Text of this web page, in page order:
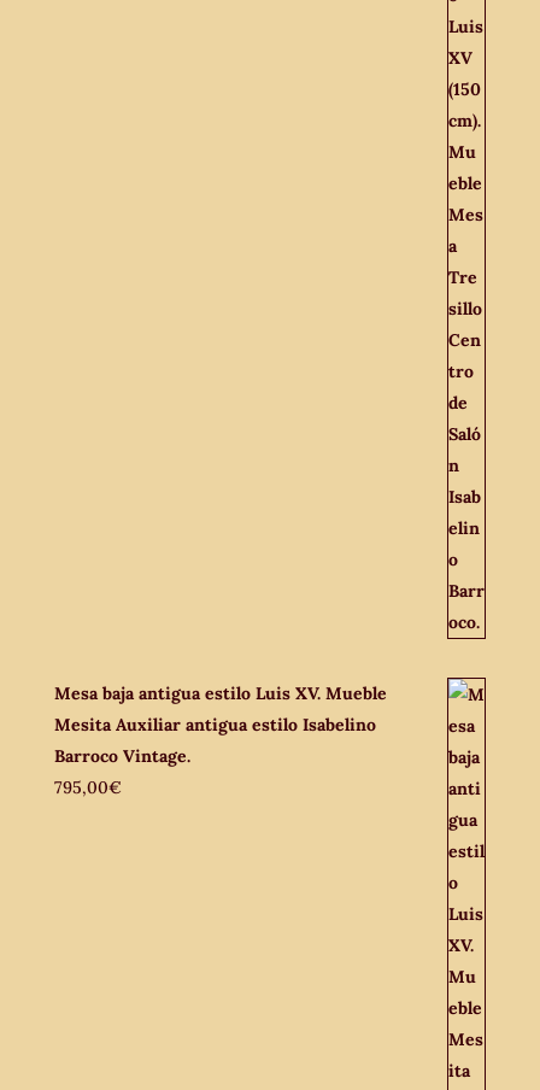
Mesa baja antigua estilo Luis XV. Mueble
Mesita Auxiliar antigua estilo Isabelino
Barroco Vintage.
795,00€